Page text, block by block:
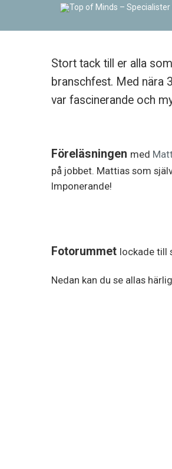
Stort tack till er alla
branschfest. Med nära
var fascinerande och
Föreläsningen med
på jobbet. Mattias som
Imponerande!
Fotorummet lockade till
Nedan kan du se allas